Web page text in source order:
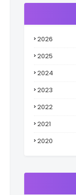
2026
2025
2024
2023
2022
2021
2020